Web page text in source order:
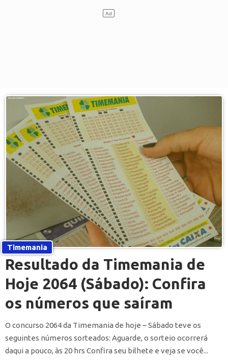
Timemania
Resultado da Timemania de
Hoje 2064 (Sábado): Confira
os números que saíram
O concurso 2064 da Timemania de hoje – Sábado teve os
seguintes números sorteados: Aguarde, o sorteio ocorrerá
daqui a pouco, às 20 hrs Confira seu bilhete e veja se você...